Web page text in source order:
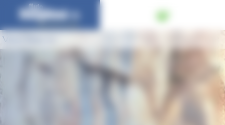
Vous êtes ici :
Panneau de gestion des cookies